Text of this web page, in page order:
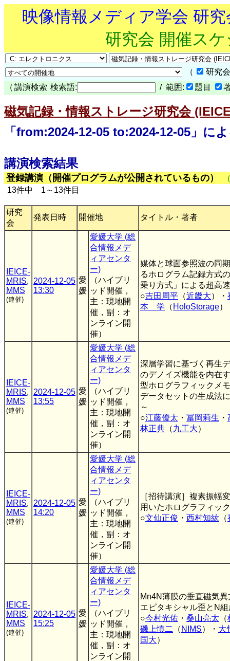
映像情報メディア学会 研
研究会 開催ス
（
研究
（ 講演検索 検索語: / 範囲: 題目
磁気記録・情報ストレージ研究会
「from:2024-12-05 to:2024-12-05」に
講演検索結果
登録講演（開催プログラムが公開されているもの）
13件中 1～13件目
研究
会
発表日時 開催地 タイトル・著者
IEICE-
MRIS,
MMS
(連催)
2024-12-05
13:30
愛
媛
愛媛大学 (総
合情報メデ
ィアセンタ
ー)
（ハイブリ
ッド開催，
主：現地開
催，副：オ
ンライン開
催）
媒体と球面参照波の同
るホログラム記録方式
乗り方式」による超高
○吉田周平 （近畿大）・
本 学 （ HoloStorage）
IEICE-
MRIS,
MMS
(連催)
2024-12-05
13:55
愛
媛
愛媛大学 (総
合情報メデ
ィアセンタ
ー)
（ハイブリ
ッド開催，
主：現地開
催，副：オ
ンライン開
催）
深層学習に基づく再生
のデノイズ機能を内在
型ホログラフィックメ
データセットの生成法
～
○江藤優太 ・ 冨岡莉生 ・
林正典 （九工大）
IEICE-
MRIS,
MMS
(連催)
2024-12-05
14:20
愛
媛
愛媛大学 (総
合情報メデ
ィアセンタ
ー)
（ハイブリ
ッド開催，
主：現地開
催，副：オ
ンライン開
催）
［招待講演］複素振幅
用いたホログラフィッ
○文仙正俊 ・ 西村知紘 （
IEICE-
MRIS,
MMS
(連催)
2024-12-05
15:25
愛
媛
愛媛大学 (総
合情報メデ
ィアセンタ
ー)
（ハイブリ
ッド開催，
主：現地開
催，副：オ
ンライン開
Mn4N薄膜の垂直磁気
エピタキシャル歪とN
○今村光佑 ・ 桑山亮太 （
磯上慎二
（ NIMS）・
国大）